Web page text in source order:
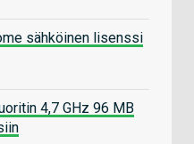
sähköinen lisenssi
4,7 GHz 96 MB